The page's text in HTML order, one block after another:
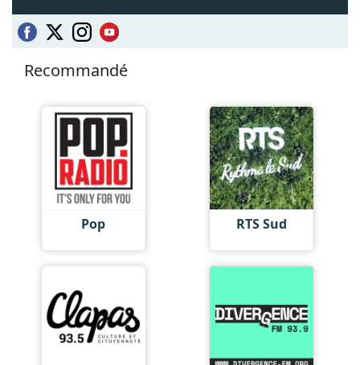
Recommandé
Pop RTS Sud